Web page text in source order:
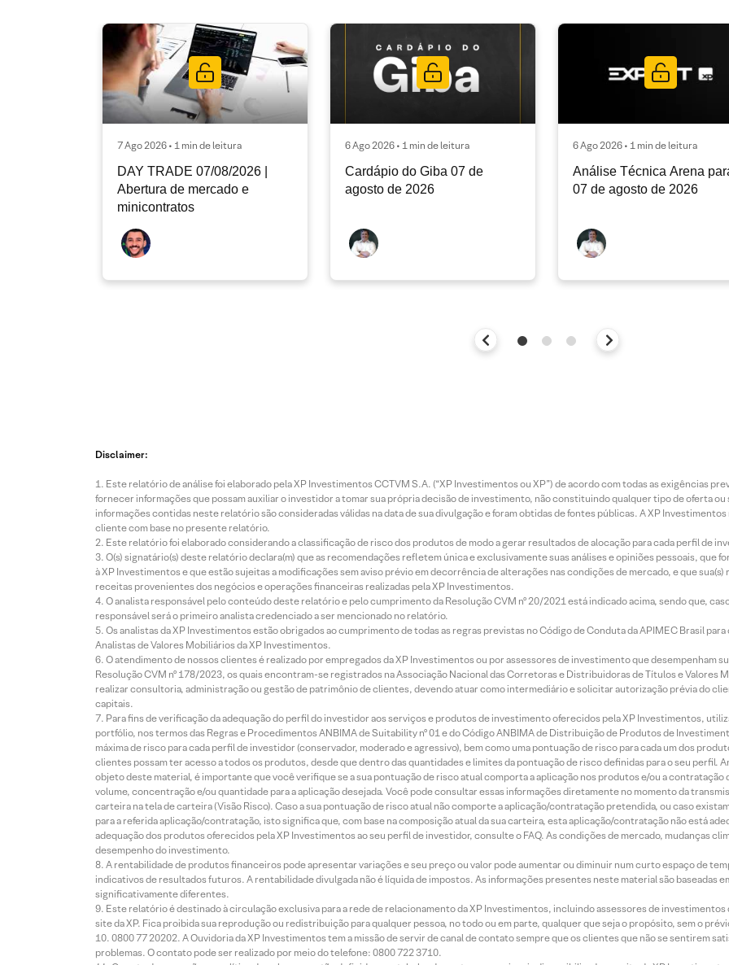
7 Ago 2026 • 1 min de leitura
DAY TRADE 07/08/2026 |
Abertura de mercado e
minicontratos
6 Ago 2026 • 1 min de leitura
Cardápio do Giba 07 de
agosto de 2026
6 Ago 2026 • 1 min de leitura
Análise Técnica Arena
07 de agosto de 2026
Disclaimer:
Este relatório de análise foi elaborado pela XP Investimentos CCTVM S.A. (“XP Investimentos ou XP”) de acordo com todas as exigências
fornecer informações que possam auxiliar o investidor a tomar sua própria decisão de investimento, não constituindo qualquer tipo de oferta
informações contidas neste relatório são consideradas válidas na data de sua divulgação e foram obtidas de fontes públicas. A XP
cliente com base no presente relatório.
Este relatório foi elaborado considerando a classificação de risco dos produtos de modo a gerar resultados de alocação para cada perfil de
O(s) signatário(s) deste relatório declara(m) que as recomendações refletem única e exclusivamente suas análises e opiniões pessoais, que
à XP Investimentos e que estão sujeitas a modificações sem aviso prévio em decorrência de alterações nas condições de mercado, e que
receitas provenientes dos negócios e operações financeiras realizadas pela XP Investimentos.
O analista responsável pelo conteúdo deste relatório e pelo cumprimento da Resolução CVM nº 20/2021 está indicado acima, sendo que,
responsável será o primeiro analista credenciado a ser mencionado no relatório.
Os analistas da XP Investimentos estão obrigados ao cumprimento de todas as regras previstas no Código de Conduta da APIMEC Brasil
Analistas de Valores Mobiliários da XP Investimentos.
O atendimento de nossos clientes é realizado por empregados da XP Investimentos ou por assessores de investimento que desempenham
Resolução CVM nº 178/2023, os quais encontram-se registrados na Associação Nacional das Corretoras e Distribuidoras de Títulos e Valores
realizar consultoria, administração ou gestão de patrimônio de clientes, devendo atuar como intermediário e solicitar autorização prévia do
capitais.
Para fins de verificação da adequação do perfil do investidor aos serviços e produtos de investimento oferecidos pela XP Investimentos,
portfólio, nos termos das Regras e Procedimentos ANBIMA de Suitability nº 01 e do Código ANBIMA de Distribuição de Produtos de
máxima de risco para cada perfil de investidor (conservador, moderado e agressivo), bem como uma pontuação de risco para cada um dos
clientes possam ter acesso a todos os produtos, desde que dentro das quantidades e limites da pontuação de risco definidas para o seu perfil.
objeto deste material, é importante que você verifique se a sua pontuação de risco atual comporta a aplicação nos produtos e/ou a contratação
volume, concentração e/ou quantidade para a aplicação desejada. Você pode consultar essas informações diretamente no momento da
carteira na tela de carteira (Visão Risco). Caso a sua pontuação de risco atual não comporte a aplicação/contratação pretendida, ou caso
para a referida aplicação/contratação, isto significa que, com base na composição atual da sua carteira, esta aplicação/contratação não está
adequação dos produtos oferecidos pela XP Investimentos ao seu perfil de investidor, consulte o FAQ. As condições de mercado, mudanças
desempenho do investimento.
A rentabilidade de produtos financeiros pode apresentar variações e seu preço ou valor pode aumentar ou diminuir num curto espaço de
indicativos de resultados futuros. A rentabilidade divulgada não é líquida de impostos. As informações presentes neste material são baseadas
significativamente diferentes.
Este relatório é destinado à circulação exclusiva para a rede de relacionamento da XP Investimentos, incluindo assessores de investimentos
site da XP. Fica proibida sua reprodução ou redistribuição para qualquer pessoa, no todo ou em parte, qualquer que seja o propósito, sem o
0800 77 20202. A Ouvidoria da XP Investimentos tem a missão de servir de canal de contato sempre que os clientes que não se sentirem
problemas. O contato pode ser realizado por meio do telefone: 0800 722 3710.